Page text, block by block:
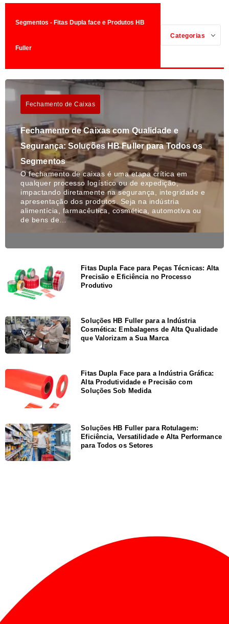
Segmentos - Fitas Dupla face e Produtos HB
Fuller
Categorias
Fechamento de Caixas
Fechamento de Caixas com Qualidade e
Segurança: Soluções HB Fuller para Todos os
Segmentos
O fechamento de caixas é uma etapa crítica em
qualquer processo logístico ou de expedição,
impactando diretamente na segurança, integridade e
apresentação dos produtos. Seja na indústria
alimentícia, farmacêutica, cosmética, automotiva ou
de bens de…
Fitas Dupla Face para Peças Técnicas: Alta
Precisão e Eficiência no Processo
Produtivo
Soluções HB Fuller para a Indústria
Cosmética: Embalagens de Alta Qualidade
que Valorizam a Sua Marca
Fitas Dupla Face para a Indústria Gráfica:
Alta Produtividade e Precisão com
Soluções Sob Medida
Soluções HB Fuller para Rotulagem:
Eficiência, Versatilidade e Alta Performance
para Todos os Setores